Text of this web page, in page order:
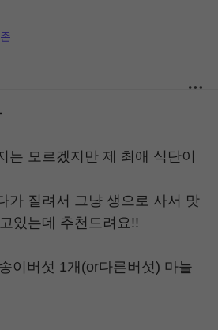
는 모르겠지만 제 최애 식단이
가 질려서 그냥 생으로 사서 맛
있는데 추천드려요!!
이버섯 1개(or다른버섯) 마늘